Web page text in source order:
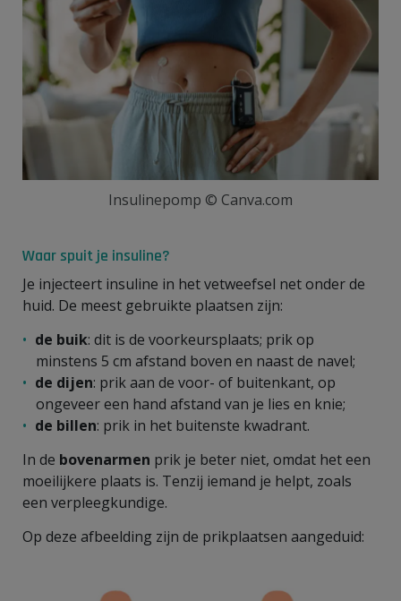
Insulinepomp © Canva.com
Waar spuit je insuline?
Je injecteert insuline in het vetweefsel net onder de
huid. De meest gebruikte plaatsen zijn:
de buik: dit is de voorkeursplaats; prik op
minstens 5 cm afstand boven en naast de navel;
de dijen: prik aan de voor- of buitenkant, op
ongeveer een hand afstand van je lies en knie;
de billen: prik in het buitenste kwadrant.
In de bovenarmen prik je beter niet, omdat het een
moeilijkere plaats is. Tenzij iemand je helpt, zoals
een verpleegkundige.
Op deze afbeelding zijn de prikplaatsen aangeduid: